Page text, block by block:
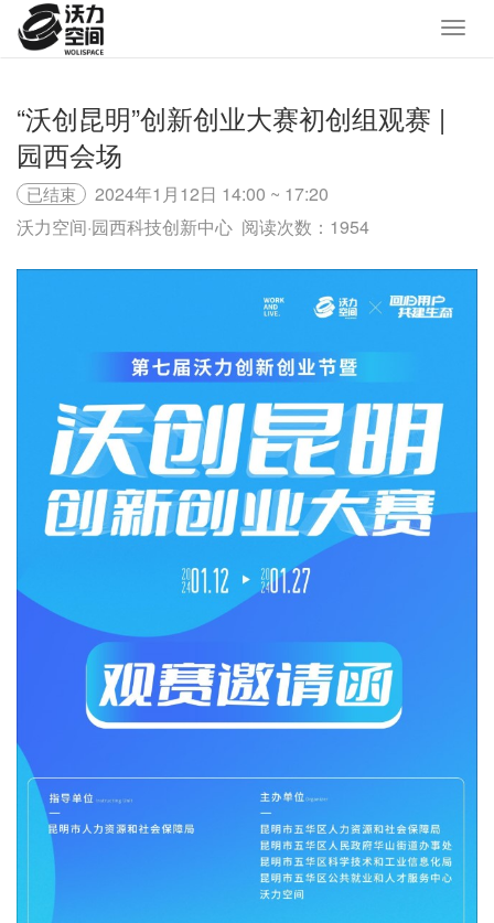
“沃创昆明”创新创业大赛初创组观赛 |
园西会场
已结束
2024年1月12日 14:00 ~ 17:20
沃力空间·园西科技创新中心 阅读次数：1954